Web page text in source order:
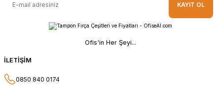
KAYIT OL
Ofis'in Her Şeyi...
İLETİŞİM
0850 840 0174